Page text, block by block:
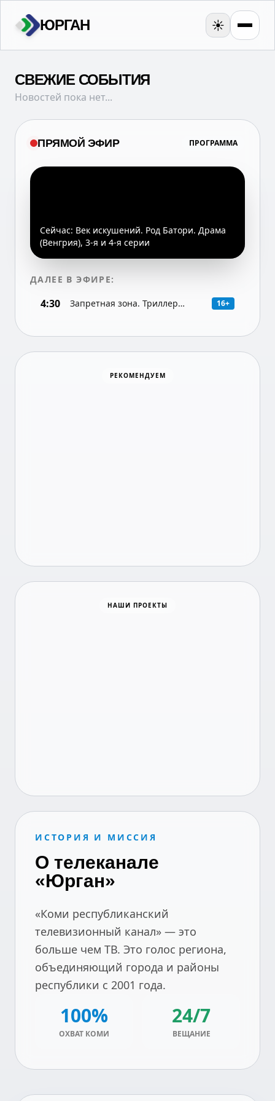
ЮРГАН ☀️
СВЕЖИЕ СОБЫТИЯ
Новостей пока нет...
ПРЯМОЙ ЭФИР ПРОГРАММА
Сейчас: Век искушений. Род Батори. Драма
(Венгрия), 3-я и 4-я серии
ДАЛЕЕ В ЭФИРЕ:
4:30
Запретная зона. Триллер
16+
РЕКОМЕНДУЕМ
Хоккей
НАШИ ПРОЕКТЫ
Время новостей
ИСТОРИЯ И МИССИЯ
О телеканале
«Юрган»
«Коми республиканский
телевизионный канал» — это
больше чем ТВ. Это голос региона,
объединяющий города и районы
республики с 2001 года.
100%
ОХВАТ КОМИ
24/7
ВЕЩАНИЕ